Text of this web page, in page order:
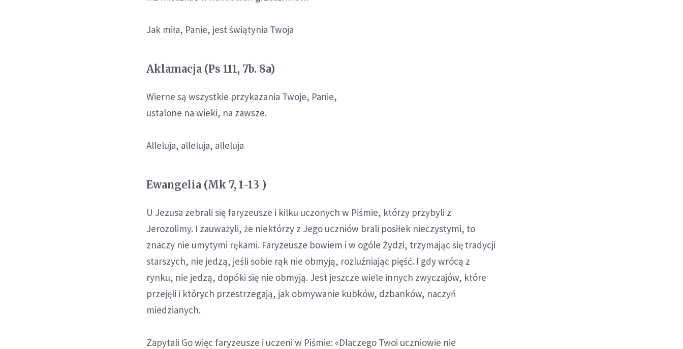
Jak miła, Panie, jest świątynia Twoja
Aklamacja (Ps 111, 7b. 8a)
Wierne są wszystkie przykazania Twoje, Panie,
ustalone na wieki, na zawsze.
Alleluja, alleluja, alleluja
Ewangelia (Mk 7, 1-13 )
U Jezusa zebrali się faryzeusze i kilku uczonych w Piśmie, którzy przybyli z
Jerozolimy. I zauważyli, że niektórzy z Jego uczniów brali posiłek nieczystymi, to
znaczy nie umytymi rękami. Faryzeusze bowiem i w ogóle Żydzi, trzymając się tradycji
starszych, nie jedzą, jeśli sobie rąk nie obmyją, rozluźniając pięść. I gdy wrócą z
rynku, nie jedzą, dopóki się nie obmyją. Jest jeszcze wiele innych zwyczajów, które
przejęli i których przestrzegają, jak obmywanie kubków, dzbanków, naczyń
miedzianych.
Zapytali Go więc faryzeusze i uczeni w Piśmie: «Dlaczego Twoi uczniowie nie